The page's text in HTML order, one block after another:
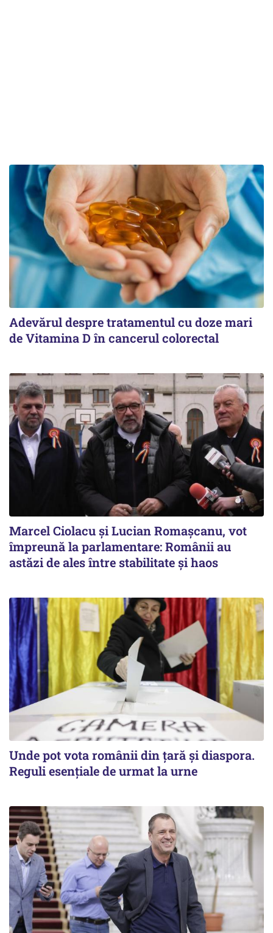
Adevărul despre tratamentul cu doze mari
de Vitamina D în cancerul colorectal
Marcel Ciolacu și Lucian Romașcanu, vot
împreună la parlamentare: Românii au
astăzi de ales între stabilitate şi haos
Unde pot vota românii din țară și diaspora.
Reguli esențiale de urmat la urne